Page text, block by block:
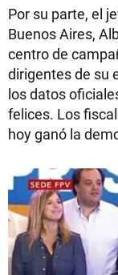
Por su parte, el
Buenos Aires,
centro de
dirigentes de su
los datos
felices. Los
hoy ganó la